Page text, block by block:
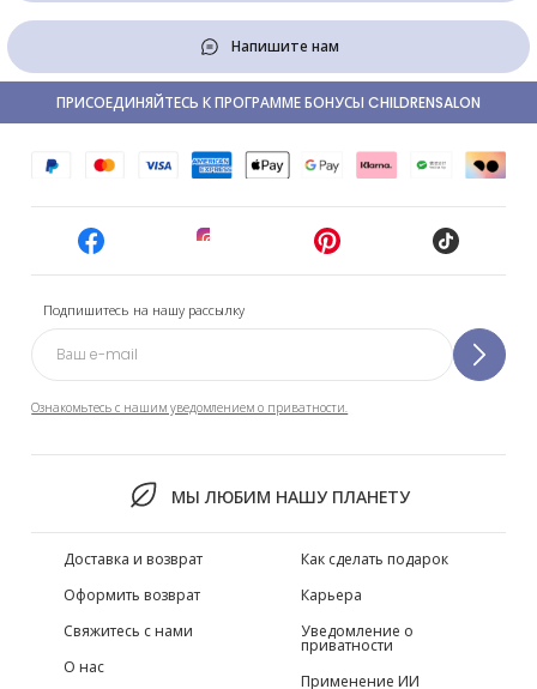
Напишите нам
Подпишитесь на нашу рассылку
Ознакомьтесь с нашим уведомлением о приватности.
МЫ ЛЮБИМ НАШУ ПЛАНЕТУ
ПРИСОЕДИНЯЙТЕСЬ К ПРОГРАММЕ БОНУСЫ CHILDRENSALON
Доставка и возврат
Оформить возврат
Свяжитесь с нами
О нас
Как сделать подарок
Карьера
Уведомление о
приватности
Применение ИИ